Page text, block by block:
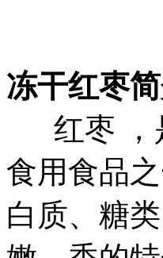
冻干红枣
红枣 ，
食用食品
白质、糖